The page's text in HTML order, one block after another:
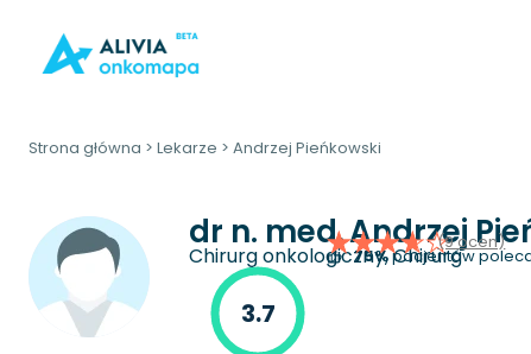
Strona główna > Lekarze > Andrzej Pieńkowski
dr n. med.Andrzej
Chirurg onkologiczny, Chirurg
3.7
(9 ocen)
75%pacjentów